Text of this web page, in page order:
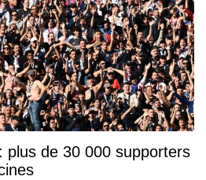
plus de 30 000 supporters